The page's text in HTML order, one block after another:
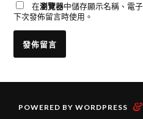
在瀏覽器中儲存顯示名稱、電
下次發佈留言時使用。
POWERED BY WORDPRESS &